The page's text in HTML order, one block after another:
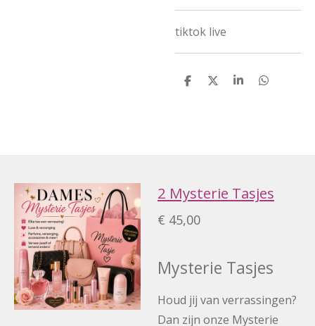
tiktok live
D
D
S
D
2 Mysterie Tasjes
€ 45,00
Mysterie Tasjes
Houd jij van verrassingen?
Dan zijn onze Mysterie